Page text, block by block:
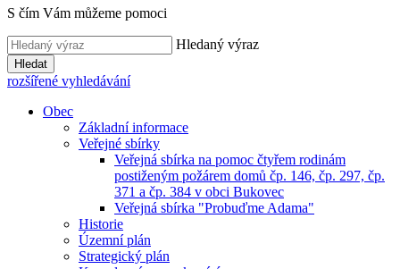
S čím Vám můžeme pomoci
Hledaný výraz
Hledat
rozšířené vyhledávání
Obec
Základní informace
Veřejné sbírky
Veřejná sbírka na pomoc čtyřem rodinám
postiženým požárem domů čp. 146, čp. 297, čp.
371 a čp. 384 v obci Bukovec
Veřejná sbírka "Probuďme Adama"
Historie
Územní plán
Strategický plán